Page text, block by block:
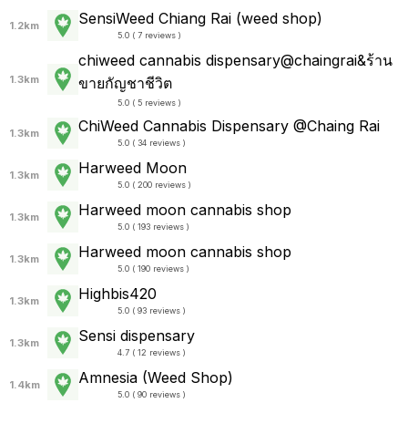
1.2km SensiWeed Chiang Rai (weed shop)
5.0 ( 7 reviews )
1.3km
chiweed cannabis dispensary@chaingrai&ร้าน
ขายกัญชาชีวิต
5.0 ( 5 reviews )
1.3km ChiWeed Cannabis Dispensary @Chaing Rai
5.0 ( 34 reviews )
1.3km Harweed Moon
5.0 ( 200 reviews )
1.3km Harweed moon cannabis shop
5.0 ( 193 reviews )
1.3km Harweed moon cannabis shop
5.0 ( 190 reviews )
1.3km Highbis420
5.0 ( 93 reviews )
1.3km Sensi dispensary
4.7 ( 12 reviews )
1.4km Amnesia (Weed Shop)
5.0 ( 90 reviews )